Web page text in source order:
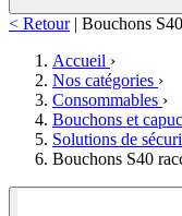
< Retour | Bouchons
Accueil ›
Nos catégories ›
Consommables ›
Bouchons et
Solutions de
Bouchons S40